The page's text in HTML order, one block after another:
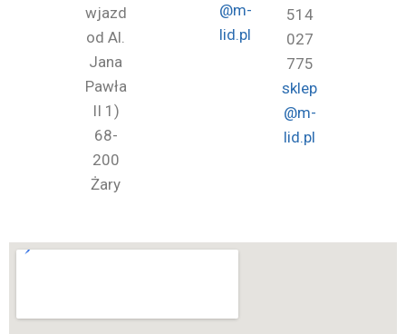
wjazd
od Al.
Jana
Pawła
II 1)
68-
200
Żary
@m-
lid.pl
514
027
775
sklep
@m-
lid.pl